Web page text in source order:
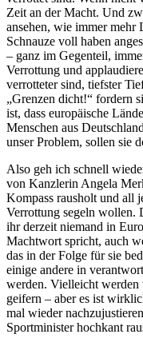
Zeit an der Macht. Und
ansehen, wie immer mehr
Schnauze voll haben
– ganz im Gegenteil,
Verrottung und
verrotteter sind, tiefster
„Grenzen dicht!“ fordern
ist, dass europäische
Menschen aus
unser Problem, sollen sie
Also geh ich schnell
von Kanzlerin Angela
Kompass rausholt und all
Verrottung segeln wollen.
ihr derzeit niemand in
Machtwort spricht, auch
das in der Folge für sie
einige andere in
werden. Vielleicht werden
geifern – aber es ist
mal wieder
Sportminister hochkant